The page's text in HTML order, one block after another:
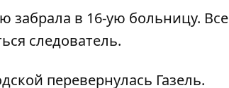
забрала в 16-ую больницу. Все
следователь.
перевернулась Газель.